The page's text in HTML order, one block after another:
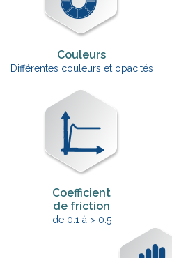
Couleurs
Différentes couleurs et opacités
Coefficient
de friction
de 0.1 à > 0.5